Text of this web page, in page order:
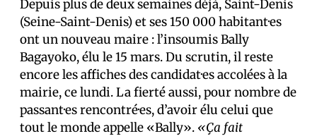
Depuis plus de deux semaines déjà, Saint-Denis
(Seine-Saint-Denis) et ses 150 000 habitant·es
ont un nouveau maire : l’insoumis Bally
Bagayoko, élu le 15 mars. Du scrutin, il reste
encore les affiches des candidat·es accolées à la
mairie, ce lundi. La fierté aussi, pour nombre de
passant·es rencontré·es, d’avoir élu celui que
tout le monde appelle «Bally». «Ça fait